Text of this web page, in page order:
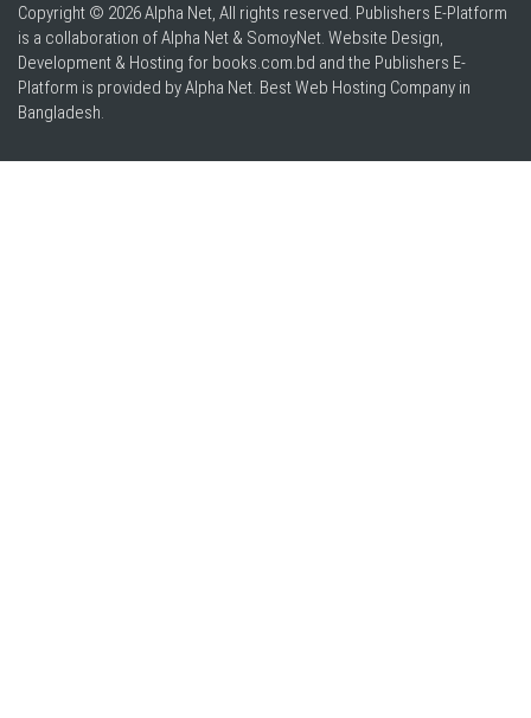
Copyright © 2026 Alpha Net, All rights reserved. Publishers E-Platform
is a collaboration of Alpha Net & SomoyNet. Website Design,
Development & Hosting for books.com.bd and the Publishers E-
Platform is provided by Alpha Net. BestWeb Hosting Company in
Bangladesh.